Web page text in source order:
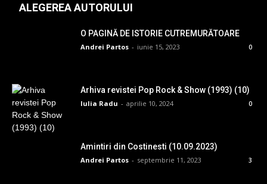
ALEGEREA AUTORULUI
O PAGINĂ DE ISTORIE CUTREMURĂTOARE
Andrei Partos - iunie 15, 2023 0
Arhiva revistei Pop Rock & Show (1993) (10)
Iulia Radu - aprilie 10, 2024 0
Amintiri din Costinesti (10.09.2023)
Andrei Partos - septembrie 11, 2023 3